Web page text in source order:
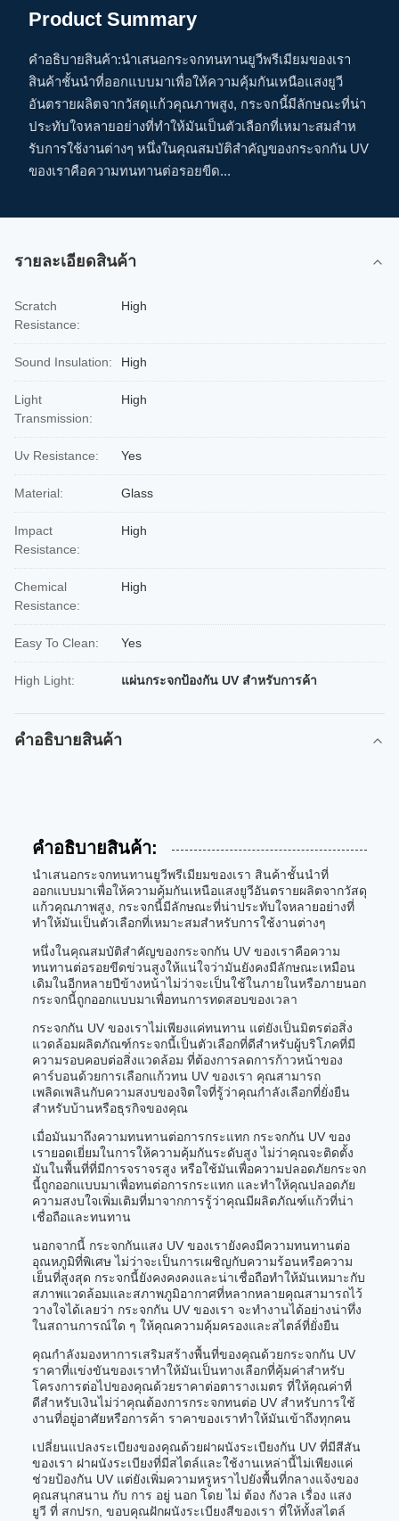
Product Summary
คําอธิบายสินค้า:นําเสนอกระจกทนทานยูวีพรีเมียมของเรา
สินค้าชั้นนําที่ออกแบบมาเพื่อให้ความคุ้มกันเหนือแสงยูวี
อันตรายผลิตจากวัสดุแก้วคุณภาพสูง, กระจกนี้มีลักษณะที่น่า
ประทับใจหลายอย่างที่ทําให้มันเป็นตัวเลือกที่เหมาะสมสําห
รับการใช้งานต่างๆ หนึ่งในคุณสมบัติสําคัญของกระจกกัน UV
ของเราคือความทนทานต่อรอยขีด...
รายละเอียดสินค้า
Scratch
Resistance:
High
Sound Insulation: High
Light
Transmission:
High
Uv Resistance: Yes
Material: Glass
Impact
Resistance:
High
Chemical
Resistance:
High
Easy To Clean: Yes
High Light: แผ่นกระจกป้องกัน UV สําหรับการค้า
คําอธิบายสินค้า
คําอธิบายสินค้า:
นําเสนอกระจกทนทานยูวีพรีเมียมของเรา สินค้าชั้นนําที่
ออกแบบมาเพื่อให้ความคุ้มกันเหนือแสงยูวีอันตรายผลิตจากวัสดุ
แก้วคุณภาพสูง, กระจกนี้มีลักษณะที่น่าประทับใจหลายอย่างที่
ทําให้มันเป็นตัวเลือกที่เหมาะสมสําหรับการใช้งานต่างๆ
หนึ่งในคุณสมบัติสําคัญของกระจกกัน UV ของเราคือความ
ทนทานต่อรอยขีดข่วนสูงให้แน่ใจว่ามันยังคงมีลักษณะเหมือน
เดิมในอีกหลายปีข้างหน้าไม่ว่าจะเป็นใช้ในภายในหรือภายนอก
กระจกนี้ถูกออกแบบมาเพื่อทนการทดสอบของเวลา
กระจกกัน UV ของเราไม่เพียงแค่ทนทาน แต่ยังเป็นมิตรต่อสิ่ง
แวดล้อมผลิตภัณฑ์กระจกนี้เป็นตัวเลือกที่ดีสําหรับผู้บริโภคที่มี
ความรอบคอบต่อสิ่งแวดล้อม ที่ต้องการลดการก้าวหน้าของ
คาร์บอนด้วยการเลือกแก้วทน UV ของเรา คุณสามารถ
เพลิดเพลินกับความสงบของจิตใจที่รู้ว่าคุณกําลังเลือกที่ยั่งยืน
สําหรับบ้านหรือธุรกิจของคุณ
เมื่อมันมาถึงความทนทานต่อการกระแทก กระจกกัน UV ของ
เรายอดเยี่ยมในการให้ความคุ้มกันระดับสูง ไม่ว่าคุณจะติดตั้ง
มันในพื้นที่ที่มีการจราจรสูง หรือใช้มันเพื่อความปลอดภัยกระจก
นี้ถูกออกแบบมาเพื่อทนต่อการกระแทก และทําให้คุณปลอดภัย
ความสงบใจเพิ่มเติมที่มาจากการรู้ว่าคุณมีผลิตภัณฑ์แก้วที่น่า
เชื่อถือและทนทาน
นอกจากนี้ กระจกกันแสง UV ของเรายังคงมีความทนทานต่อ
อุณหภูมิที่พิเศษ ไม่ว่าจะเป็นการเผชิญกับความร้อนหรือความ
เย็นที่สูงสุด กระจกนี้ยังคงคงคงและน่าเชื่อถือทําให้มันเหมาะกับ
สภาพแวดล้อมและสภาพภูมิอากาศที่หลากหลายคุณสามารถไว้
วางใจได้เลยว่า กระจกกัน UV ของเรา จะทํางานได้อย่างน่าทึ่ง
ในสถานการณ์ใด ๆ ให้คุณความคุ้มครองและสไตล์ที่ยั่งยืน
คุณกําลังมองหาการเสริมสร้างพื้นที่ของคุณด้วยกระจกกัน UV
ราคาที่แข่งขันของเราทําให้มันเป็นทางเลือกที่คุ้มค่าสําหรับ
โครงการต่อไปของคุณด้วยราคาต่อตารางเมตร ที่ให้คุณค่าที่
ดีสําหรับเงินไม่ว่าคุณต้องการกระจกทนต่อ UV สําหรับการใช้
งานที่อยู่อาศัยหรือการค้า ราคาของเราทําให้มันเข้าถึงทุกคน
เปลี่ยนแปลงระเบียงของคุณด้วยฝาผนังระเบียงกัน UV ที่มีสีสัน
ของเรา ฝาผนังระเบียงที่มีสไตล์และใช้งานเหล่านี้ไม่เพียงแค่
ช่วยป้องกัน UV แต่ยังเพิ่มความหรูหราไปยังพื้นที่กลางแจ้งของ
คุณสนุกสนาน กับ การ อยู่ นอก โดย ไม่ ต้อง กังวล เรื่อง แสง
ยูวี ที่ สกปรก, ขอบคุณฝักผนังระเบียงสีของเรา ที่ให้ทั้งสไตล์